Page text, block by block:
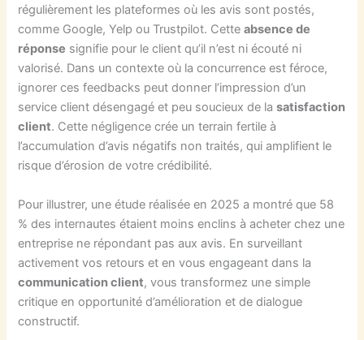
régulièrement les plateformes où les avis sont postés,
comme Google, Yelp ou Trustpilot. Cetteabsence de
réponse signifie pour le client qu’il n’est ni écouté ni
valorisé. Dans un contexte où la concurrence est féroce,
ignorer ces feedbacks peut donner l’impression d’un
service client désengagé et peu soucieux de lasatisfaction
client. Cette négligence crée un terrain fertile à
l’accumulation d’avis négatifs non traités, qui amplifient le
risque d’érosion de votre crédibilité.
Pour illustrer, une étude réalisée en 2025 a montré que 58
% des internautes étaient moins enclins à acheter chez une
entreprise ne répondant pas aux avis. En surveillant
activement vos retours et en vous engageant dans la
communication client, vous transformez une simple
critique en opportunité d’amélioration et de dialogue
constructif.